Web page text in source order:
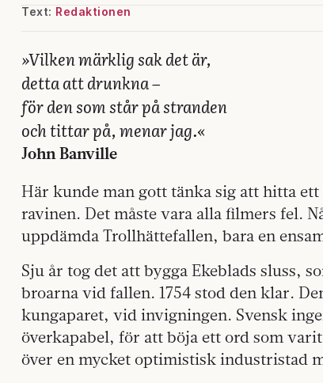
Text: Redaktionen
»Vilken märklig sak det är,
detta att drunkna –
för den som står på stranden
och tittar på, menar jag.«
John Banville
Här kunde man gott tänka sig att hitta
ravinen. Det måste vara alla filmers fel.
uppdämda Trollhättefallen, bara en
Sju år tog det att bygga Ekeblads sluss,
broarna vid fallen. 1754 stod den klar.
kungaparet, vid invigningen. Svensk
överkapabel, för att böja ett ord som
över en mycket optimistisk industristad